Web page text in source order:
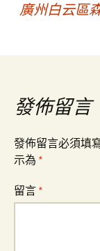
章
導
覽
廣州白云區
發佈留言
發佈留言必須填
示為 *
留言 *